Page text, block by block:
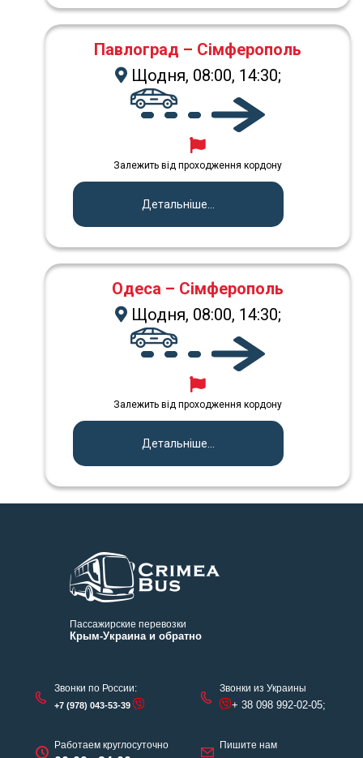
Павлоград – Сімферополь
Щодня, 08:00, 14:30;
Залежить від проходження кордону
Детальніше...
Одеса – Сімферополь
Щодня, 08:00, 14:30;
Залежить від проходження кордону
Детальніше...
Пассажирские перевозки
Крым-Украина и обратно
Звонки по России:
+7 (978) 043-53-39
Работаем круглосуточно
Звонки из Украины
+ 38 098 992-02-05;
Пишите нам